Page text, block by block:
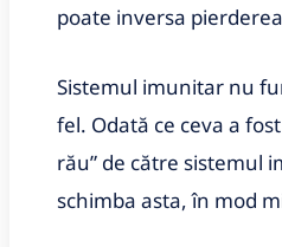
poate inversa
Sistemul imunitar nu
fel. Odată ce ceva a
rău” de către sistemul
schimba asta, în mod